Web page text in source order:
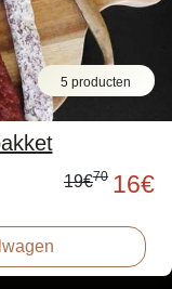
5 producten
19€70 16€